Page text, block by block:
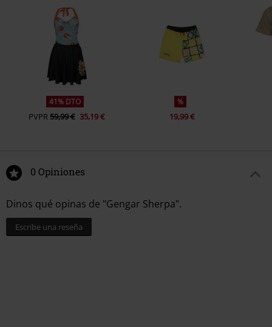
41% DTO
PVPR59,99 € 35,19 €
%
19,99 €
0 Opiniones
Dinos qué opinas de "Gengar Sherpa".
Escribe una reseña